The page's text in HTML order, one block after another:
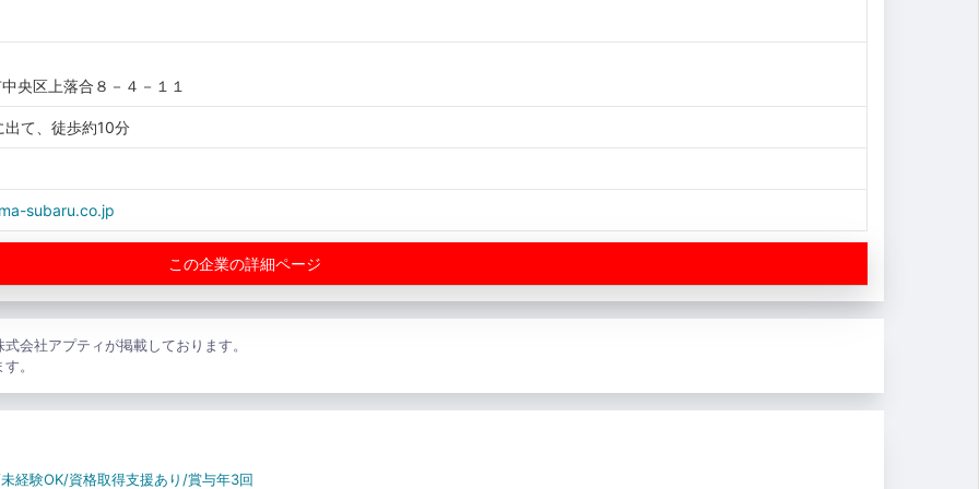
央区上落合８－４－１１
出て、徒歩約10分
subaru.co.jp
この企業の詳細ページ
会社アプティが掲載しております。
。
経験OK/資格取得支援あり/賞与年3回